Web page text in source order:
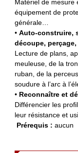
Matériel de mesure
équipement de
générale…
• Auto-construire,
découpe,
Lecture de plans,
meuleuse, de la
ruban, de la
soudure à l’arc à
• Reconnaître et
Différencier les
leur résistance et
Prérequis : aucun